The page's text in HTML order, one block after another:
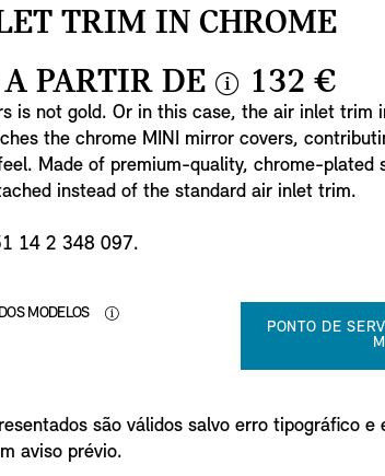
TRIM IN CHROME
A PARTIR DE
i
n
f
o
132 €
is not gold. Or in this case, the air inlet trim
the chrome MINI mirror covers,
Made of premium-quality, chrome-plated
instead of the standard air inlet trim.
14 2 348 097.
MODELOS
PONTO DE
são válidos salvo erro tipográfico e
aviso prévio.